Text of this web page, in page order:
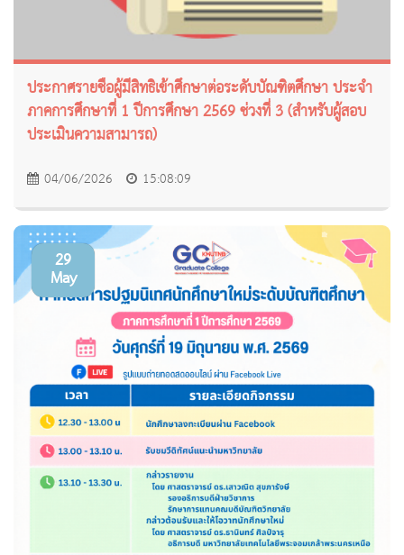
ประกาศรายชื่อผู้มีสิทธิเข้าศึกษาต่อระดับบัณฑิตศึกษา ประจำ
ภาคการศึกษาที่ 1 ปีการศึกษา 2569 ช่วงที่ 3 (สำหรับผู้สอบ
ประเมินความสามารถ)
04/06/2026 15:08:09
29
May